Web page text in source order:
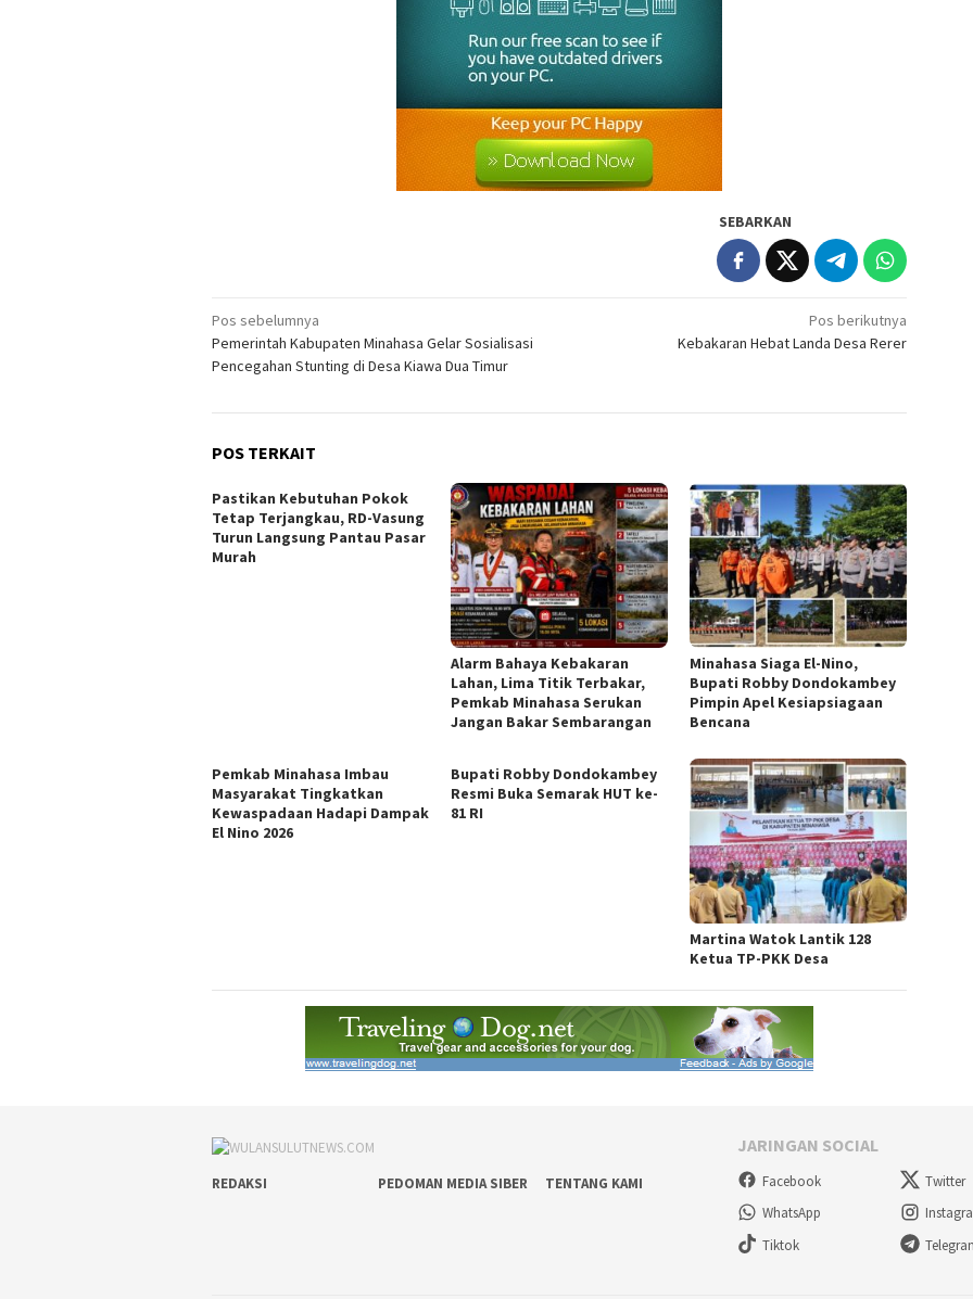
SEBARKAN
Navigasi
pos
Pos sebelumnya
Pemerintah Kabupaten Minahasa Gelar Sosialisasi
Pencegahan Stunting di Desa Kiawa Dua Timur
Pos berikutnya
Kebakaran Hebat Landa Desa Rerer
POS TERKAIT
Pastikan Kebutuhan Pokok
Tetap Terjangkau, RD-Vasung
Turun Langsung Pantau Pasar
Murah
Alarm Bahaya Kebakaran
Lahan, Lima Titik Terbakar,
Pemkab Minahasa Serukan
Jangan Bakar Sembarangan
Minahasa Siaga El-Nino,
Bupati Robby Dondokambey
Pimpin Apel Kesiapsiagaan
Bencana
Pemkab Minahasa Imbau
Masyarakat Tingkatkan
Kewaspadaan Hadapi Dampak
El Nino 2026
Bupati Robby Dondokambey
Resmi Buka Semarak HUT ke-
81 RI
Martina Watok Lantik 128
Ketua TP-PKK Desa
REDAKSI PEDOMAN MEDIA SIBER TENTANG KAMI
JARINGAN SOCIAL
Facebook
Twitter
WhatsApp
Tiktok